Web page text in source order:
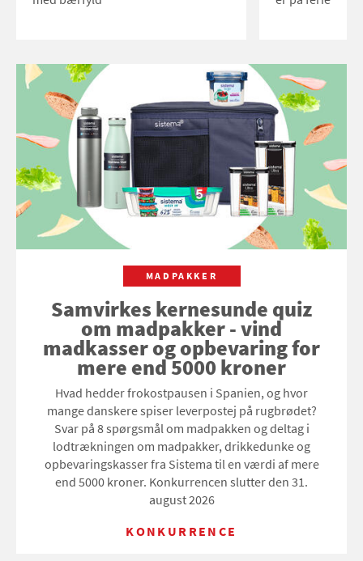
MADPAKKER
Samvirkes kernesunde quiz
om madpakker - vind
madkasser og opbevaring for
mere end 5000 kroner
Hvad hedder frokostpausen i Spanien, og hvor
mange danskere spiser leverpostej på rugbrødet?
Svar på 8 spørgsmål om madpakken og deltag i
lodtrækningen om madpakker, drikkedunke og
opbevaringskasser fra Sistema til en værdi af mere
end 5000 kroner. Konkurrencen slutter den 31.
august 2026
KONKURRENCE